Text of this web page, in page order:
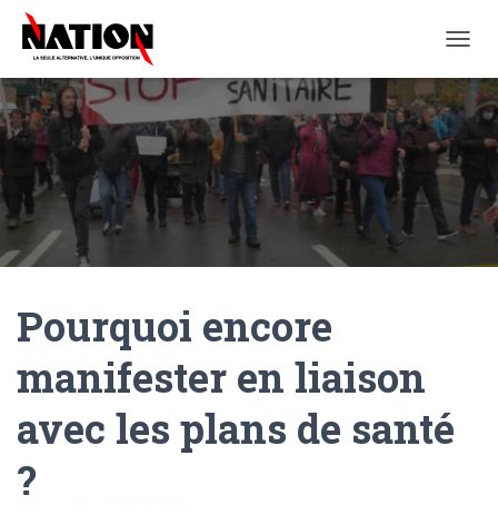
U
V
R
R
E
M
Pourquoi encore
manifester en liaison
avec les plans de santé
?